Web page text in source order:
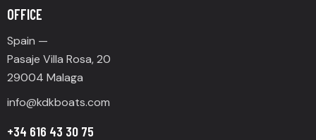
OFFICE
Spain —
Pasaje Villa Rosa, 20
29004 Malaga
info@kdkboats.com
+34 616 43 30 75